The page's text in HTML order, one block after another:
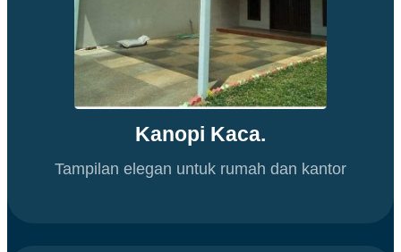
Kanopi Kaca.
Tampilan elegan untuk rumah dan kantor